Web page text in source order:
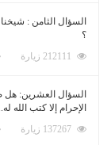
السؤال الثامن :
؟
السؤال العشرين: هل
الإحرام إلا كتب الله له...